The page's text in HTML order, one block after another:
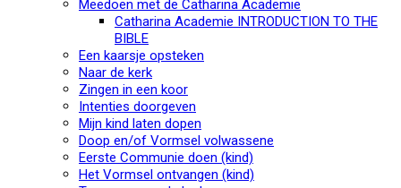
Meedoen met de Catharina Academie
Catharina Academie INTRODUCTION TO THE
BIBLE
Een kaarsje opsteken
Naar de kerk
Zingen in een koor
Intenties doorgeven
Mijn kind laten dopen
Doop en/of Vormsel volwassene
Eerste Communie doen (kind)
Het Vormsel ontvangen (kind)